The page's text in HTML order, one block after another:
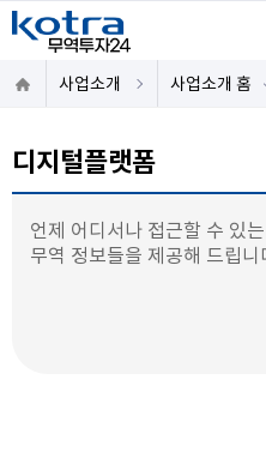
사업소개 사업소개 홈
디지털플랫폼
언제 어디서나 접근할 수 있
무역 정보들을 제공해 드립니